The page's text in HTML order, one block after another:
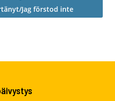
Jag förstod inte